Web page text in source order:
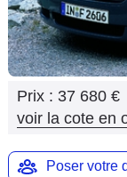
Forum
Moto
Marques
Prix : 37 680 €
voir la cote en
Poser votre